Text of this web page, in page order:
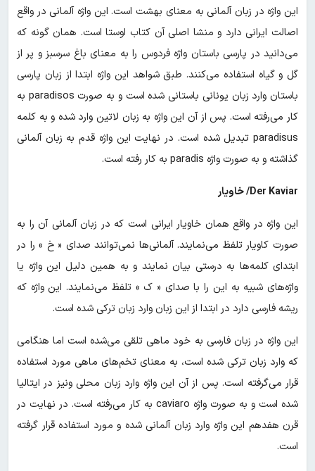
این واژه در زبان آلمانی به معنای بهشت است. این واژه آلمانی در واقع
اصالت ایرانی دارد و منشا اصلی آن کتاب اوستا است. همان گونه که
می‌دانید در پارسی باستان واژه فردوس را به معنای باغ سرسبز و پر از
گل و گیاه استفاده می‌کنند. طبق شواهد این واژه ابتدا از زبان پارسی
باستان وارد زبان یونانی باستانی شده است و به صورت paradisos به
کار می‌رفته است. پس از آن این واژه به زبان لاتین وارد شده و به کلمه
paradisus تبدیل شده است. در نهایت این واژه قدم‌ به زبان آلمانی
گذاشته و به صورت واژه paradis به کار رفته است.
Der Kaviar/ خاویار
این واژه در واقع همان خاویار ایرانی است که در زبان آلمانی آن را به
صورت کاویار تلفظ می‌نمایند. آلمانی‌ها نمی‌توانند صدای « خ » را در
ابتدای کلمه‌ها به درستی بیان نمایند و به همین دلیل این واژه یا
واژه‌های شبیه به این را با صدای « ک » تلفظ می‌نمایند. این واژه که
ریشه فارسی دارد در ابتدا از این زبان وارد زبان ترکی شده است.
این واژه در زبان فارسی به خود ماهی تلقی می‌شده است اما هنگامی
که وارد زبان ترکی شده است، به معنای تخم‌های ماهی مورد استفاده
قرار می‌گرفته است. پس از آن این واژه وارد زبان محلی ونیز در ایتالیا
شده است و به صورت واژه caviaro به کار می‌رفته است. در نهایت در
قرن هفدهم این واژه وارد زبان آلمانی شده و مورد استفاده قرار گرفته
است.